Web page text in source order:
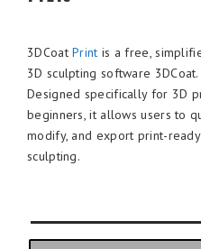
3DCoatPrint is a free,
3D sculpting software 3DCoat.
Designed specifically for 3D
beginners, it allows users to
modify, and export print-
sculpting.